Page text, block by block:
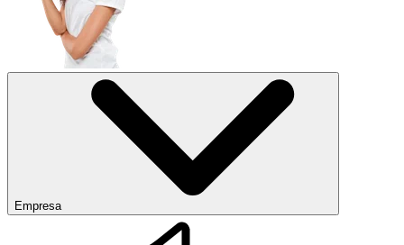
Empresa